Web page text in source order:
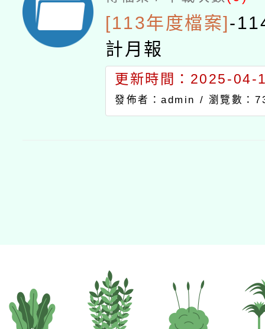
[113年度檔案] -
計月報
更新時間：2025-04-
發佈者：admin / 瀏覽數：